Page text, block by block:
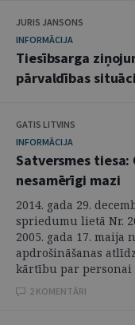
JURIS JANSONS
INFORMĀCIJA
Tiesībsarga
pārvaldības
GATIS LITVINS
INFORMĀCIJA
Satversmes tiesa:
nesamērīgi mazi
2014. gada 29.
spriedumu lietā Nr.
2005. gada 17.
apdrošināšanas
kārtību par personai
2 KOMENTĀRI